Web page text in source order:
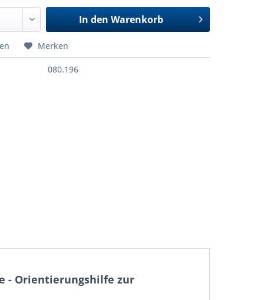
In den Warenkorb
Merken
080.196
- Orientierungshilfe zur